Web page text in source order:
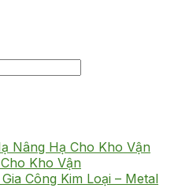
Nâng Hạ Cho Kho Vận
Kho Vận
Công Kim Loại – Metal